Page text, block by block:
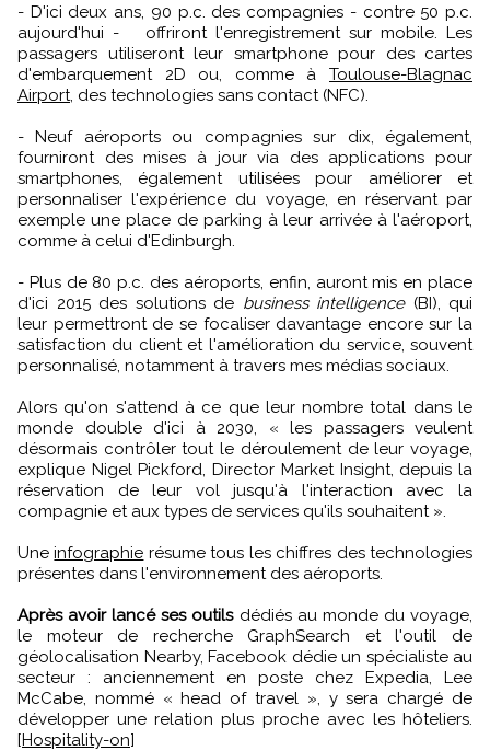
- D'ici deux ans, 90 p.c. des compagnies - contre 50 p.c.
aujourd'hui - offriront l'enregistrement sur mobile. Les
passagers utiliseront leur smartphone pour des cartes
d'embarquement 2D ou, comme à Toulouse-Blagnac
Airport, des technologies sans contact (NFC).
- Neuf aéroports ou compagnies sur dix, également,
fourniront des mises à jour via des applications pour
smartphones, également utilisées pour améliorer et
personnaliser l'expérience du voyage, en réservant par
exemple une place de parking à leur arrivée à l'aéroport,
comme à celui d'Edinburgh.
- Plus de 80 p.c. des aéroports, enfin, auront mis en place
d'ici 2015 des solutions de business intelligence (BI), qui
leur permettront de se focaliser davantage encore sur la
satisfaction du client et l'amélioration du service, souvent
personnalisé, notamment à travers mes médias sociaux.
Alors qu'on s'attend à ce que leur nombre total dans le
monde double d'ici à 2030, « les passagers veulent
désormais contrôler tout le déroulement de leur voyage,
explique Nigel Pickford, Director Market Insight, depuis la
réservation de leur vol jusqu'à l'interaction avec la
compagnie et aux types de services qu'ils souhaitent ».
Uneinfographie résume tous les chiffres des technologies
présentes dans l'environnement des aéroports.
Après avoir lancé ses outils dédiés au monde du voyage,
le moteur de recherche GraphSearch et l'outil de
géolocalisation Nearby, Facebook dédie un spécialiste au
secteur : anciennement en poste chez Expedia, Lee
McCabe, nommé « head of travel », y sera chargé de
développer une relation plus proche avec les hôteliers.
[Hospitality-on]